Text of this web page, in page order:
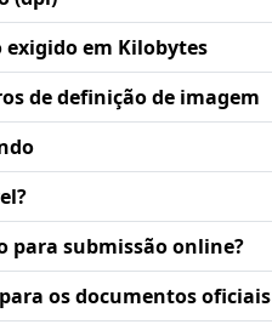
exigido em Kilobytes
de definição de imagem
para submissão online?
os documentos oficiais